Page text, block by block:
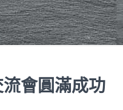
會圓滿成功